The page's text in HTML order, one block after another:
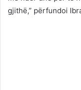
gjithë,” përfundoi